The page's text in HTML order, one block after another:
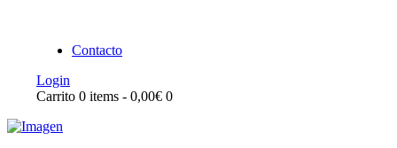
Contacto
Login
Carrito 0 items - 0,00€ 0